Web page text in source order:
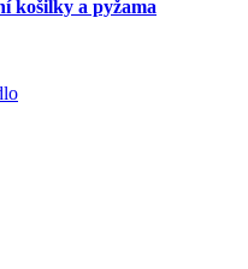
košilky a pyžama